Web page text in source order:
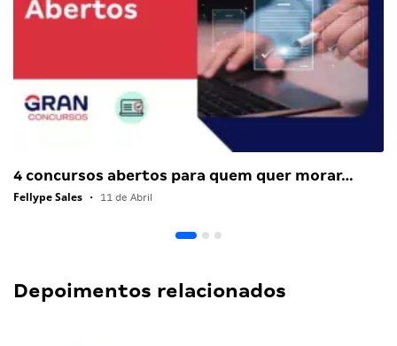
4 concursos abertos para quem quer morar…
Fellype Sales • 11 de Abril
Depoimentos relacionados